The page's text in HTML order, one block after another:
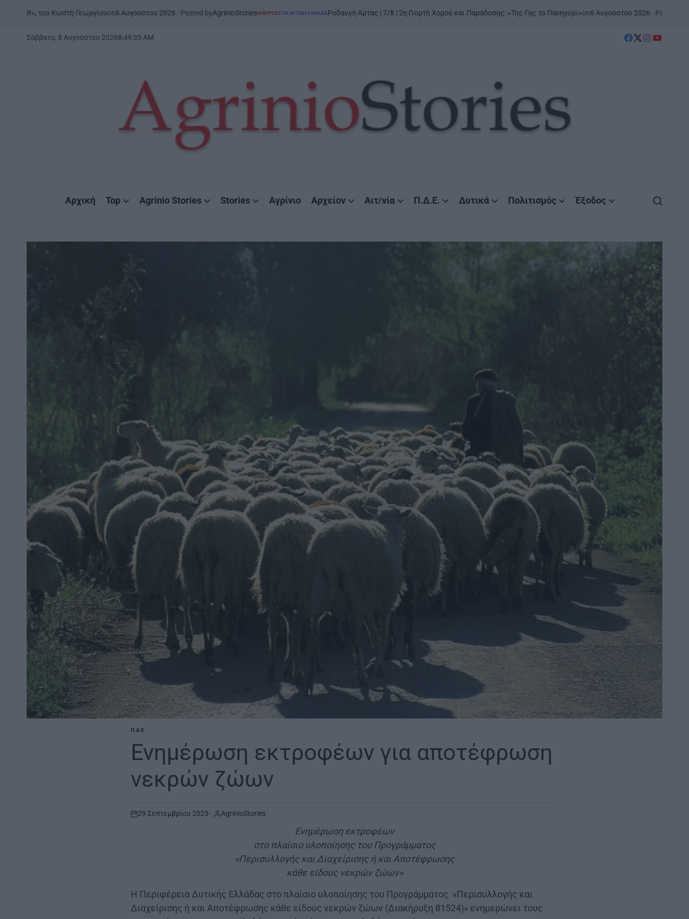
Γεωργίουon6 Αυγούστου 2026 Posted byAgrinioStoriesPOSTED
ΉΠΕΙΡΟΣΣΤΗ ΔΥΤΙΚΉ ΕΛΛΆΔΑΡοδαυγή Άρτας | 7/8 | 2η Γιορτή Χορού και Παράδοσης: «Της Γης το Πανηγύρι»on6 Αυγούστου 2026 Posted byAgrinioStories
Σάββατο, 8 Αυγούστου 20268:49:37 AM
facebook
Twitter
instagram
YouTube
Αρχική Top Agrinio Stories Stories Αγρίνιο Αρχείον Αιτ/νία Π.Δ.Ε. Δυτικά Πολιτισμός Έξοδος
POSTED
Π.Δ.Ε.
Ενημέρωση εκτροφέων για αποτέφρωση
νεκρών ζώων
on
29 Σεπτεμβρίου 2023 AgrinioStories
Ενημέρωση εκτροφέων
στο πλαίσιο υλοποίησης του Προγράμματος
«Περισυλλογής και Διαχείρισης ή και Αποτέφρωσης
κάθε είδους νεκρών ζώων»
Η Περιφέρεια Δυτικής Ελλάδας στο πλαίσιο υλοποίησης του Προγράμματος «Περισυλλογής και
Διαχείρισης ή και Αποτέφρωσης κάθε είδους νεκρών ζώων (Διακήρυξη 81524)» ενημερώνει τους